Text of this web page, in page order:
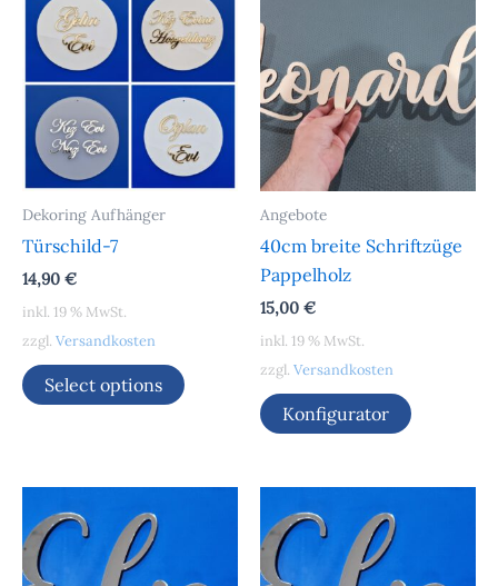
Dekoring Aufhänger
Türschild-7
14,90 €
inkl. 19 % MwSt.
zzgl. Versandkosten
Select options
Angebote
40cm breite Schriftzüge
Pappelholz
15,00 €
inkl. 19 % MwSt.
zzgl. Versandkosten
Konfigurator